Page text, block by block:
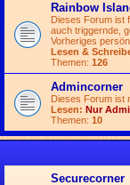
Rainbow
Dieses Forum ist
auch triggernde,
Vorheriges
Lesen &
Themen: 126
Admincorner
Dieses Forum ist
Lesen: Nur
Themen: 10
Securecorner